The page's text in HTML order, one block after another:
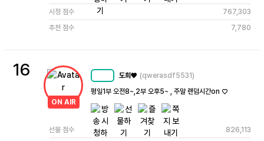
시청 점수
767,303
추천 점수
7,780
16
ON AIR
도희♥ (qwerasdf5531)
평일1부 오전8~,2부 오후5~ , 주말 랜덤시간on ♡
선물 점수
826,113